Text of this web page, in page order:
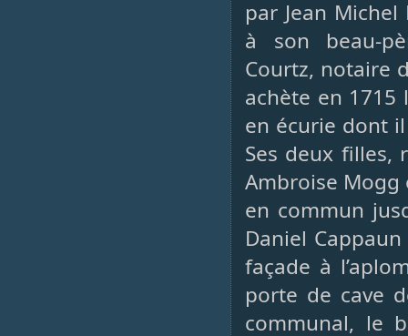
par Jean
à son beau-
Courtz, notaire
achète en 1715
en écurie dont
Ses deux filles,
Ambroise Mogg
en commun
Daniel
façade à
porte de cave
communal, le